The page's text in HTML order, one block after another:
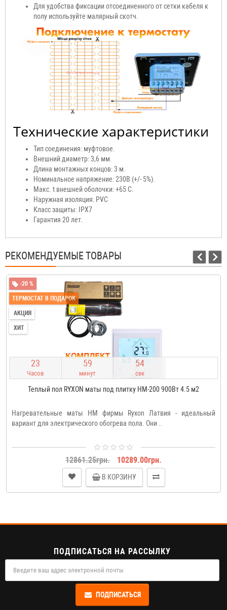
Для удобства фиксации отсоединенного от сетки кабеля к
полу используйте малярный скотч.
Технические характеристики
Тип соединения: муфтовое.
Внешний диаметр: 3,6 мм.
Длина монтажных концов: 3 м.
Номинальное напряжение: 230В (+/- 5%).
Макс. t внешней оболочки: +65 С.
Наружная изоляция: PVC
Класс защиты: IPX7
Гарантия 20 лет.
РЕКОМЕНДУЕМЫЕ ТОВАРЫ
-20 %
ТЕРМОСТАТ В ПОДАРОК
АКЦИЯ
ХИТ
23
Часов
59
минут
53
сек
Теплый пол RYXON маты под плитку HM-200 900Вт 4.5 м2
Нагревательные маты HM фирмы Ryxon Латвия - идеальный
вариант для электрического обогрева пола. Они ..
12861.25грн. 10289.00грн.
В КОРЗИНУ
ПОДПИСАТЬСЯ НА РАССЫЛКУ
ПОДПИСАТЬСЯ